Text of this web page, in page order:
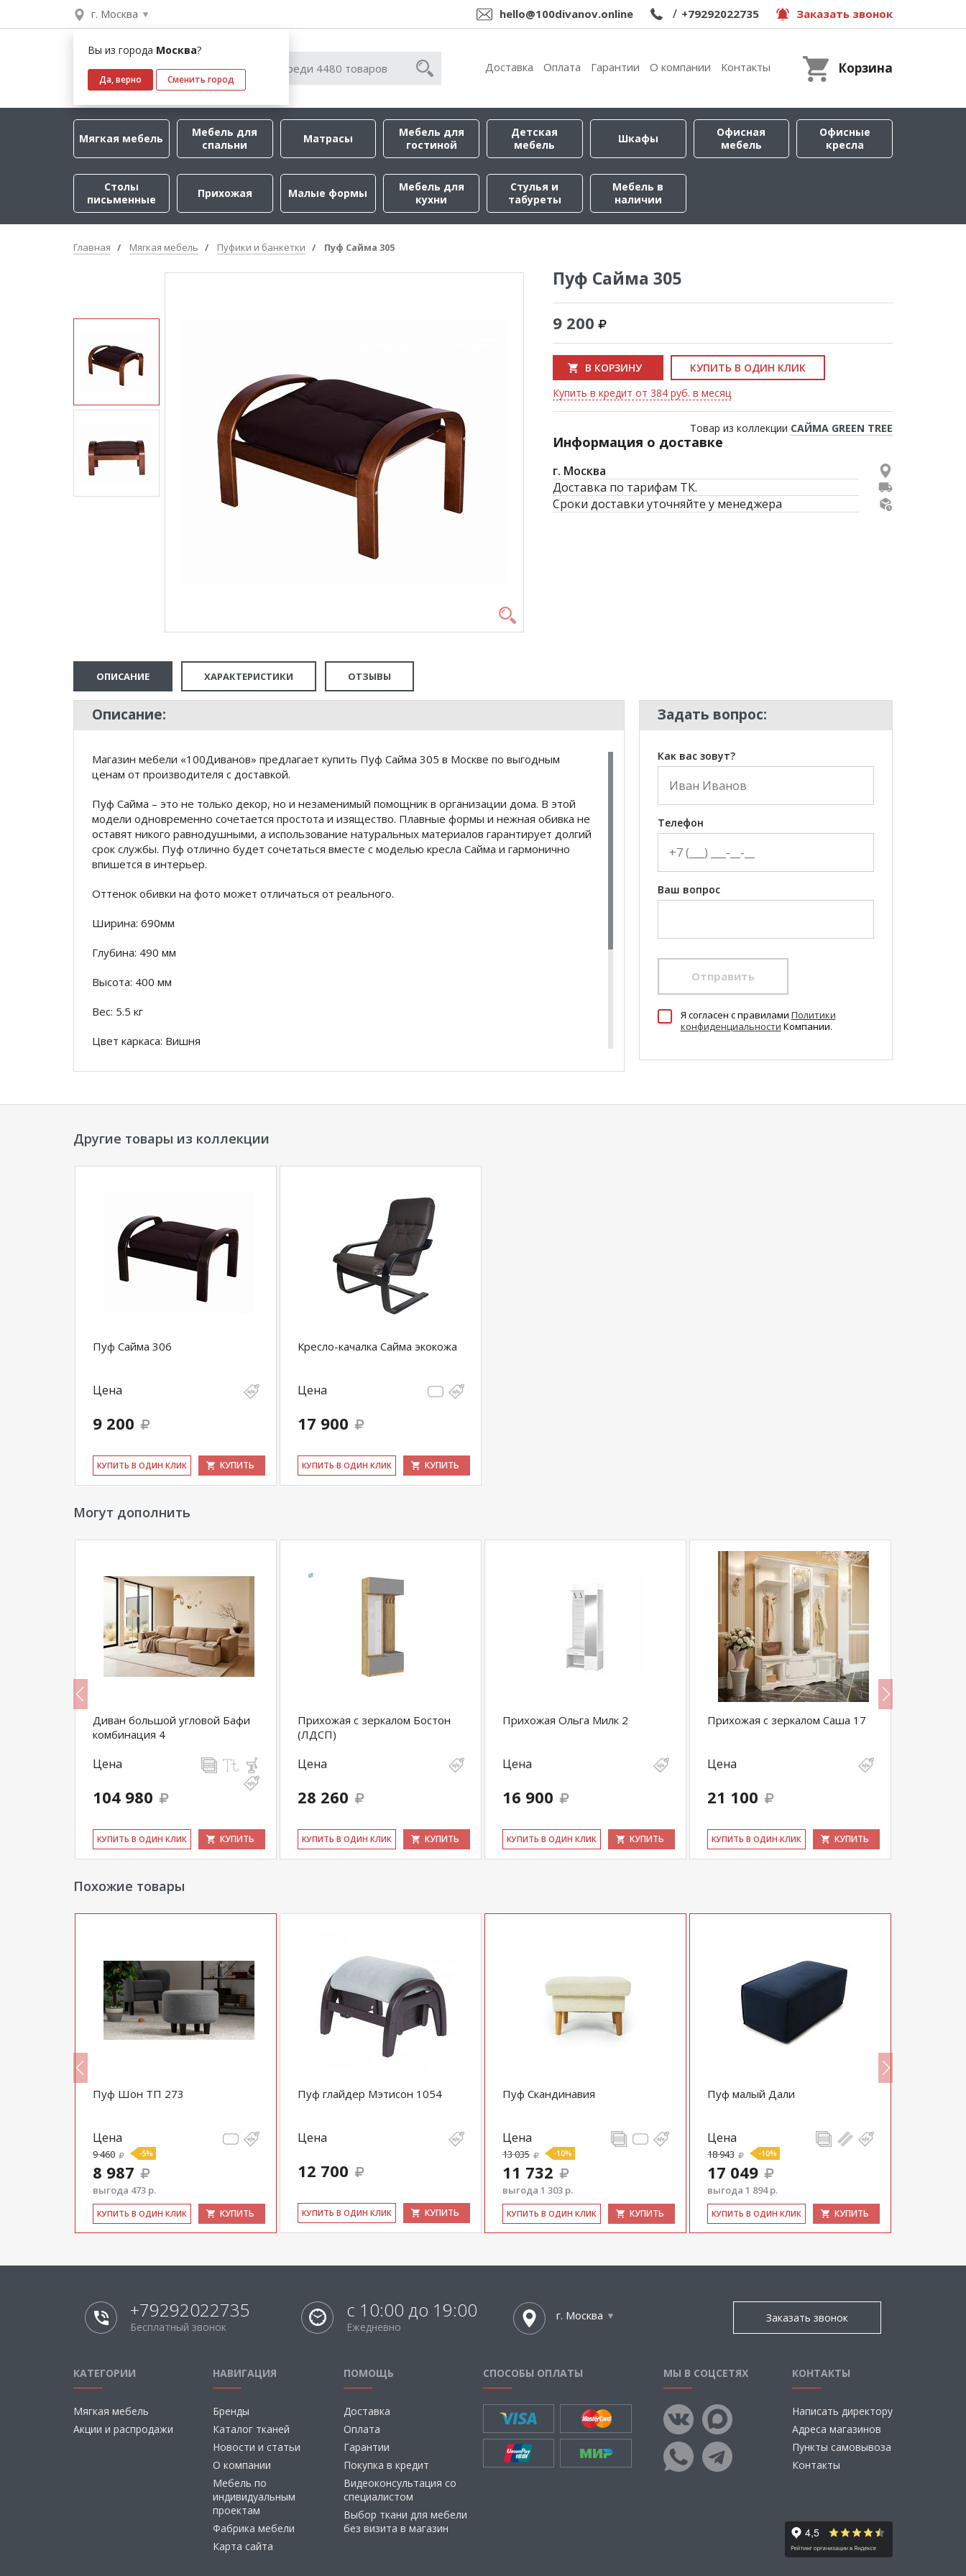
г. Москва
Вы из города Москва?
Да, верно Сменить город
hello@100divanov.online / +79292022735 Заказать звонок
Доставка Оплата Гарантии О компании Контакты Корзина
Мягкая мебель
Мебель для
спальни
Матрасы
Мебель для
гостиной
Детская
мебель
Шкафы
Офисная
мебель
Офисные
кресла
Столы
письменные
Прихожая Малые формы
Мебель для
кухни
Стулья и
табуреты
Мебель в
наличии
Главная Мягкая мебель Пуфики и банкетки Пуф Сайма 305
Пуф Сайма 305
9 200
В КОРЗИНУ
КУПИТЬ В ОДИН КЛИК
Купить в кредит от 384 руб. в месяц
Товар из коллекции САЙМА GREEN TREE
Информация о доставке
г. Москва
Доставка по тарифам ТК.
Сроки доставки уточняйте у менеджера
ОПИСАНИЕ ХАРАКТЕРИСТИКИ ОТЗЫВЫ
Описание:
Магазин мебели «100Диванов» предлагает купить Пуф Сайма 305 в Москве по выгодным
ценам от производителя с доставкой.
Пуф Сайма – это не только декор, но и незаменимый помощник в организации дома. В этой
модели одновременно сочетается простота и изящество. Плавные формы и нежная обивка не
оставят никого равнодушными, а использование натуральных материалов гарантирует долгий
срок службы. Пуф отлично будет сочетаться вместе с моделью кресла Сайма и гармонично
впишется в интерьер.
Оттенок обивки на фото может отличаться от реального.
Ширина: 690мм
Глубина: 490 мм
Высота: 400 мм
Вес: 5.5 кг
Цвет каркаса: Вишня
Вариант обивки: Экокожа шоколад
Задать вопрос:
Как вас зовут?
Телефон
Ваш вопрос
Отправить
Я согласен c правилами Политики
конфиденциальности Компании.
Другие товары из коллекции
Пуф Сайма 306
Цена
9 200
КУ­ПИТЬ В ОДИН КЛИК КУПИТЬ
Кресло-качалка Сайма экокожа
Цена
17 900
КУ­ПИТЬ В ОДИН КЛИК КУПИТЬ
Могут дополнить
Диван большой угловой Бафи
комбинация 4
Цена
104 980
КУ­ПИТЬ В ОДИН КЛИК КУПИТЬ
Прихожая с зеркалом Бостон
(ЛДСП)
Цена
28 260
КУ­ПИТЬ В ОДИН КЛИК КУПИТЬ
Прихожая Ольга Милк 2
Цена
16 900
КУ­ПИТЬ В ОДИН КЛИК КУПИТЬ
Прихожая с зеркалом Саша 17
Цена
21 100
КУ­ПИТЬ В ОДИН КЛИК КУПИТЬ
Похожие товары
Пуф Шон ТП 273
Цена
9 460 -5%
8 987
выгода 473 р.
КУ­ПИТЬ В ОДИН КЛИК КУПИТЬ
Пуф глайдер Мэтисон 1054
Цена
12 700
КУ­ПИТЬ В ОДИН КЛИК КУПИТЬ
Пуф Скандинавия
Цена
13 035 -10%
11 732
выгода 1 303 р.
КУ­ПИТЬ В ОДИН КЛИК КУПИТЬ
Пуф малый Дали
Цена
18 943 -10%
17 049
выгода 1 894 р.
КУ­ПИТЬ В ОДИН КЛИК КУПИТЬ
+79292022735
Бесплатный звонок
с 10:00 до 19:00
Ежедневно
г. Москва Заказать звонок
КАТЕГОРИИ
Мягкая мебель
Акции и распродажи
НАВИГАЦИЯ
Бренды
Каталог тканей
Новости и статьи
О компании
Мебель по
индивидуальным
проектам
Фабрика мебели
Карта сайта
ПОМОЩЬ
Доставка
Оплата
Гарантии
Покупка в кредит
Видеоконсультация со
специалистом
Выбор ткани для мебели
без визита в магазин
СПОСОБЫ ОПЛАТЫ МЫ В СОЦСЕТЯХ КОНТАКТЫ
Написать директору
Адреса магазинов
Пункты самовывоза
Контакты